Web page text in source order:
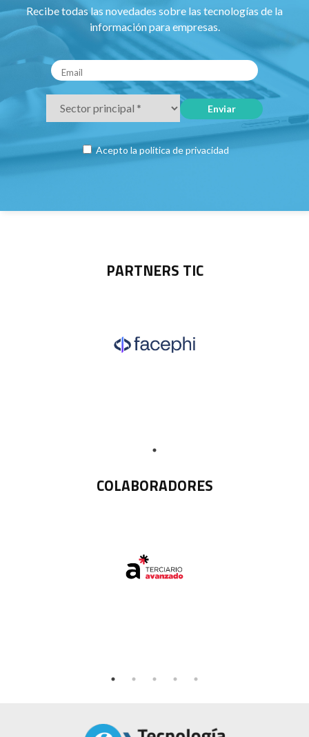
Recibe todas las novedades sobre las tecnologías de la
información para empresas.
Acepto la política de privacidad
PARTNERS TIC
COLABORADORES